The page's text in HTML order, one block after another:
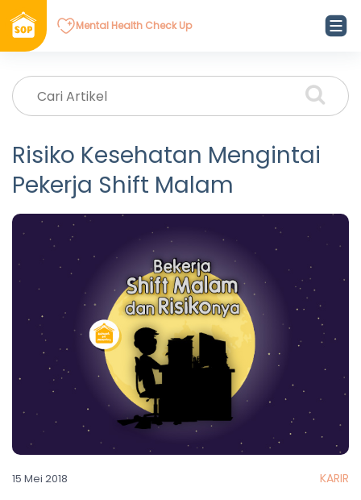
Mental Health Check Up
Risiko Kesehatan Mengintai
Pekerja Shift Malam
15 Mei 2018 KARIR